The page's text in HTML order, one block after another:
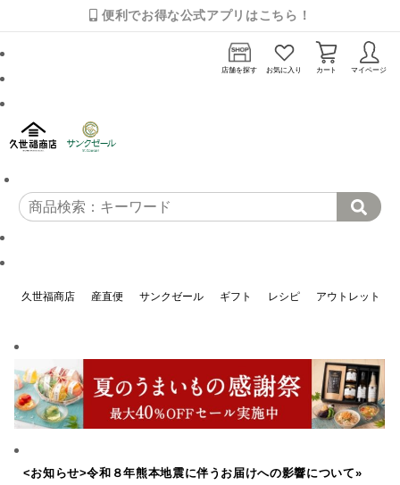
便利でお得な公式アプリはこちら！
店舗を探す お気に入り カート マイページ
久世福商店 産直便 サンクゼール ギフト レシピ アウトレット
<お知らせ>令和８年熊本地震に伴うお届けへの影響について»